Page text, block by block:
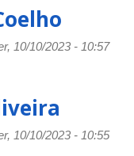
10/10/2023 - 10:57
10/10/2023 - 10:55